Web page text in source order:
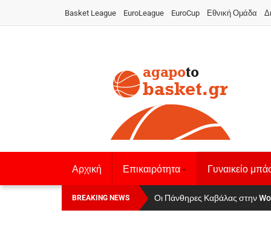
Basket League EuroLeague EuroCup Εθνική Ομάδα
Αρχική Επικαιρότητα Γυναικείο
BREAKING NEWS Οι Πάνθηρες Καβάλας στην
Αναχώρησε για τα Γιάννενα η